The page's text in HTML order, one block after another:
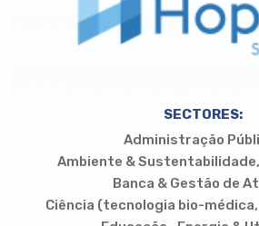
SECTORES:
Administração
Ambiente & Sustentabilidade
Banca & Gestão de
Ciência (tecnologia bio-